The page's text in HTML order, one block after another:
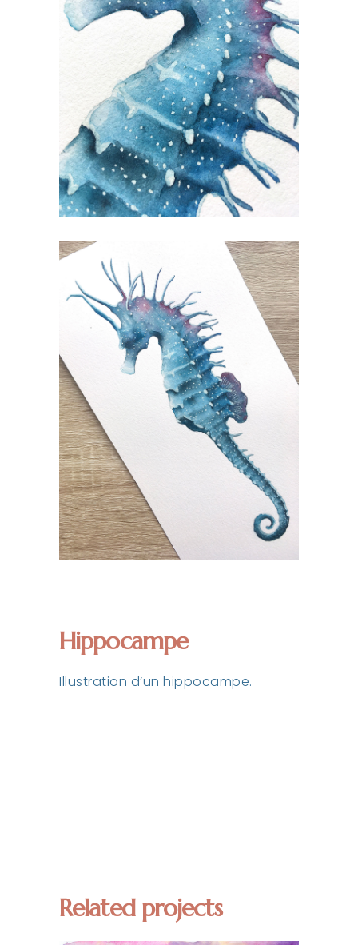
Hippocampe
Illustration d’un hippocampe.
Related projects